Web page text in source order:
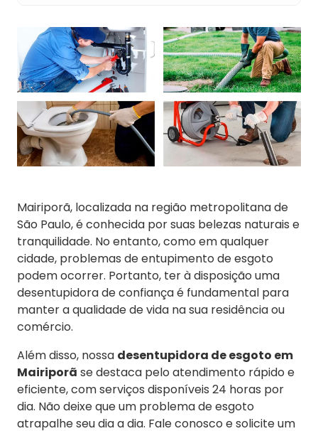
Mairiporã, localizada na região metropolitana de
São Paulo, é conhecida por suas belezas naturais e
tranquilidade. No entanto, como em qualquer
cidade, problemas de entupimento de esgoto
podem ocorrer. Portanto, ter à disposição uma
desentupidora de confiança é fundamental para
manter a qualidade de vida na sua residência ou
comércio.
Além disso, nossa desentupidora de esgoto em
Mairiporã se destaca pelo atendimento rápido e
eficiente, com serviços disponíveis 24 horas por
dia. Não deixe que um problema de esgoto
atrapalhe seu dia a dia. Fale conosco e solicite um